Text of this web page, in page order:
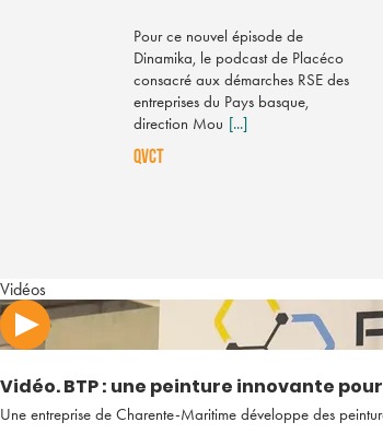
Pour ce nouvel épisode de
Dinamika, le podcast de Placéco
consacré aux démarches RSE des
entreprises du Pays basque,
direction Mou [...]
QVCT
Vidéos
Vidéo. BTP : une peinture innovante
Une entreprise de Charente-Maritime développe des